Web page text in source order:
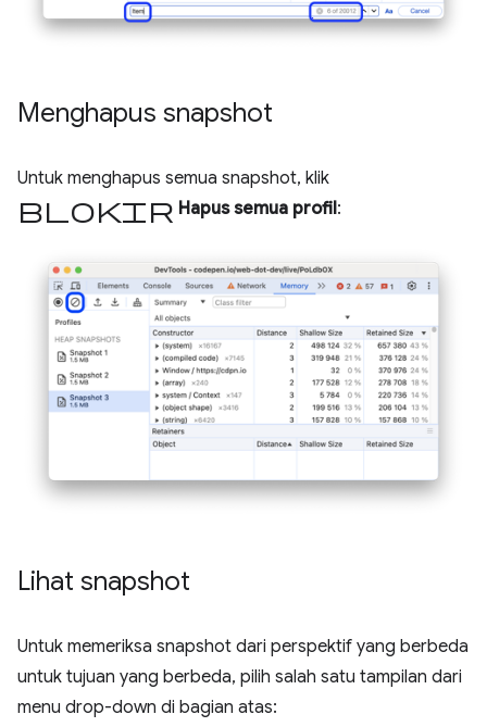
Menghapus snapshot
Untuk menghapus semua snapshot, klik
blokir Hapus semua profil:
Lihat snapshot
Untuk memeriksa snapshot dari perspektif yang berbeda
untuk tujuan yang berbeda, pilih salah satu tampilan dari
menu drop-down di bagian atas: